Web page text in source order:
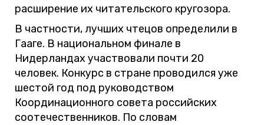
расширение их читательского кругозора.
В частности, лучших чтецов определили в
Гааге. В национальном финале в
Нидерландах участвовали почти 20
человек. Конкурс в стране проводился уже
шестой год под руководством
Координационного совета российских
соотечественников. По словам